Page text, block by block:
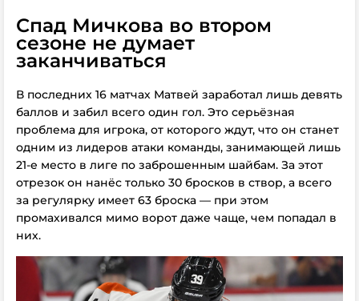
Спад Мичкова во втором
сезоне не думает
заканчиваться
В последних 16 матчах Матвей заработал лишь девять
баллов и забил всего один гол. Это серьёзная
проблема для игрока, от которого ждут, что он станет
одним из лидеров атаки команды, занимающей лишь
21-е место в лиге по заброшенным шайбам. За этот
отрезок он нанёс только 30 бросков в створ, а всего
за регулярку имеет 63 броска — при этом
промахивался мимо ворот даже чаще, чем попадал в
них.